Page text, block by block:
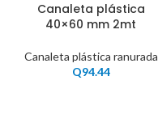
Canaleta plástica
40×60 mm 2mt
Canaleta plástica ranurada
Q94.44